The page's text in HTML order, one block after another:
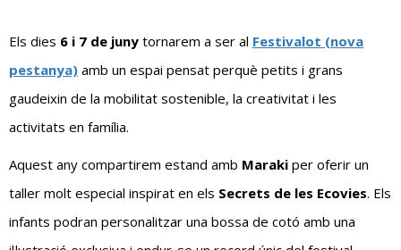
Els dies 6 i 7 de juny tornarem a ser al Festivalot (nova
pestanya) amb un espai pensat perquè petits i grans
gaudeixin de la mobilitat sostenible, la creativitat i les
activitats en família.
Aquest any compartirem estand amb Maraki per oferir un
taller molt especial inspirat en els Secrets de les Ecovies. Els
infants podran personalitzar una bossa de cotó amb una